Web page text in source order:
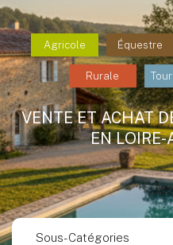
Agricole Équestre
Rurale
VENTE ET ACHAT
EN LOIRE-
Sous-Catégories